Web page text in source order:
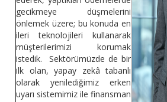
gecikmeye düşmelerini
önlemek üzere; bu konuda en
ileri teknolojileri kullanarak
müşterilerimizi korumak
istedik. Sektörümüzde de bir
ilk olan, yapay zekâ tabanlı
olarak yenilediğimiz erken
uyarı sistemimiz ile finansman